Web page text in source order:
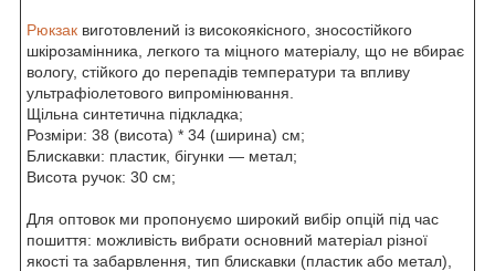
Рюкзак виготовлений із високоякісного, зносостійкого
шкірозамінника, легкого та міцного матеріалу, що не вбирає
вологу, стійкого до перепадів температури та впливу
ультрафіолетового випромінювання.
Щільна синтетична підкладка;
Розміри: 38 (висота) * 34 (ширина) см;
Блискавки: пластик, бігунки — метал;
Висота ручок: 30 см;
Для оптовок ми пропонуємо широкий вибір опцій під час
пошиття: можливість вибрати основний матеріал різної
якості та забарвлення, тип блискавки (пластик або метал),